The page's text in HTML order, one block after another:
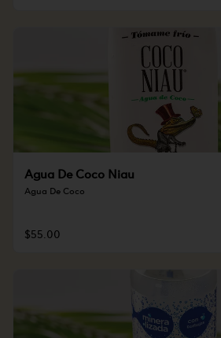
Agua De Coco Niau
Agua De Coco
$55.00